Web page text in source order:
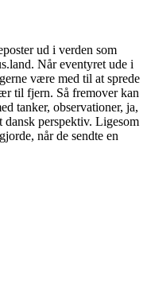
ud i verden som
Når eventyret ude i
være med til at sprede
til fjern. Så fremover kan
tanker, observationer, ja,
dansk perspektiv. Ligesom
når de sendte en